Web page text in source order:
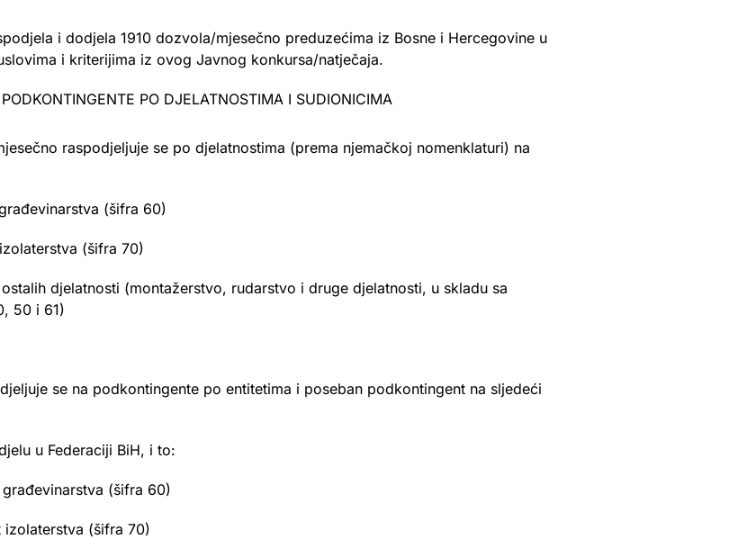
i dodjela 1910 dozvola/mjesečno preduzećima iz Bosne i Hercegovine u
i kriterijima iz ovog Javnog konkursa/natječaja.
PO DJELATNOSTIMA I SUDIONICIMA
raspodjeljuje se po djelatnostima (prema njemačkoj nomenklaturi) na
(šifra 60)
(šifra 70)
djelatnosti (montažerstvo, rudarstvo i druge djelatnosti, u skladu sa
50 i 61)
se na podkontingente po entitetima i poseban podkontingent na sljedeći
u Federaciji BiH, i to:
(šifra 60)
(šifra 70)